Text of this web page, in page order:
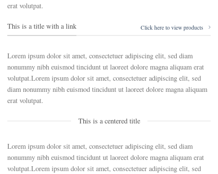
erat volutpat.
This is a title with a link Click here to view products
Lorem ipsum dolor sit amet, consectetuer adipiscing elit, sed diam
nonummy nibh euismod tincidunt ut laoreet dolore magna aliquam erat
volutpat.Lorem ipsum dolor sit amet, consectetuer adipiscing elit, sed
diam nonummy nibh euismod tincidunt ut laoreet dolore magna aliquam
erat volutpat.
This is a centered title
Lorem ipsum dolor sit amet, consectetuer adipiscing elit, sed diam
nonummy nibh euismod tincidunt ut laoreet dolore magna aliquam erat
volutpat.Lorem ipsum dolor sit amet, consectetuer adipiscing elit, sed